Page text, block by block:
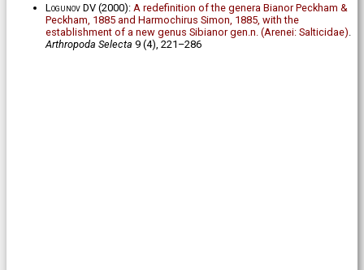
Logunov DV (2000): A redefinition of the genera Bianor Peckham &
Peckham, 1885 and Harmochirus Simon, 1885, with the
establishment of a new genus Sibianor gen.n. (Arenei: Salticidae)
Arthropoda Selecta 9 (4), 221–286